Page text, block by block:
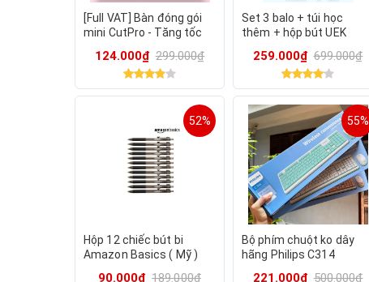
[Full VAT] Bàn đóng gói
mini CutPro - Tăng tốc
và nhỏ
124.000₫ 299.000₫
Set 3 balo + túi học
thêm + hộp bút UEK
259.000₫ 699.000₫
52%
Hộp 12 chiếc bút bi
Amazon Basics ( Mỹ )
90.000₫ 189.000₫
55%
Bộ phím chuột ko dây
hãng Philips C314
221.000₫ 500.000₫